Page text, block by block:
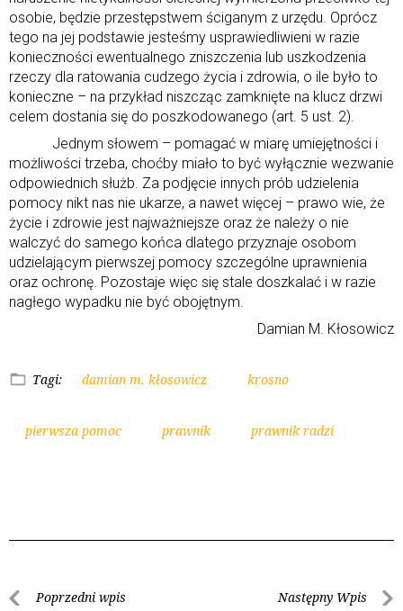
osobie, będzie przestępstwem ściganym z urzędu. Oprócz
tego na jej podstawie jesteśmy usprawiedliwieni w razie
konieczności ewentualnego zniszczenia lub uszkodzenia
rzeczy dla ratowania cudzego życia i zdrowia, o ile było to
konieczne – na przykład niszcząc zamknięte na klucz drzwi
celem dostania się do poszkodowanego (art. 5 ust. 2).
Jednym słowem – pomagać w miarę umiejętności i
możliwości trzeba, choćby miało to być wyłącznie wezwanie
odpowiednich służb. Za podjęcie innych prób udzielenia
pomocy nikt nas nie ukarze, a nawet więcej – prawo wie, że
życie i zdrowie jest najważniejsze oraz że należy o nie
walczyć do samego końca dlatego przyznaje osobom
udzielającym pierwszej pomocy szczególne uprawnienia
oraz ochronę. Pozostaje więc się stale doszkalać i w razie
nagłego wypadku nie być obojętnym.
Damian M. Kłosowicz
Tagi: damian m. kłosowicz krosno
pierwsza pomoc prawnik prawnik radzi
Poprzedni wpis Następny Wpis